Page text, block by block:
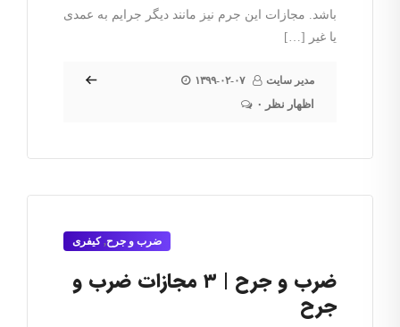
باشد. مجازات این جرم نیز مانند دیگر جرایم به عمدی
یا غیر […]
مدیر سایت ۱۳۹۹-۰۲-۰۷
۰ اظهار نظر
ضرب و جرح,کیفری
ضرب و جرح | ۳ مجازات ضرب و
جرح